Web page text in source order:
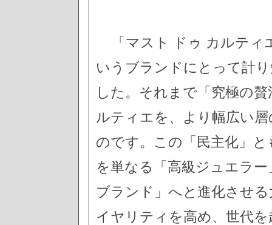
「マスト ドゥ カルテ
いうブランドにとって計
した。それまで「究極の
ルティエを、より幅広い
のです。この「民主化」
を単なる「高級ジュエラ
ブランド」へと進化させ
イヤリティを高め、世代